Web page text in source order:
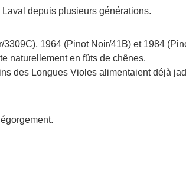
depuis plusieurs générations.
1964 (Pinot Noir/41B) et 1984
naturellement en fûts de chênes.
des Longues Violes alimentaient déjà